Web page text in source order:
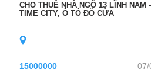
CHO THUÊ NHÀ NGÕ 13 LĨNH NAM
TIME CITY, Ô TÔ ĐỖ CỬA
15000000 07/